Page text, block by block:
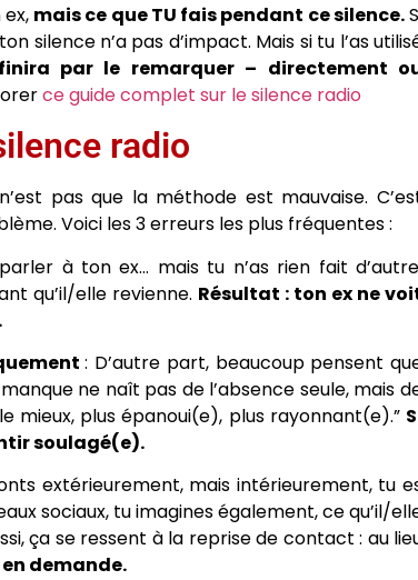
mais ce que TU fais pendant ce silence.
silence n’a pas d’impact. Mais si tu l’as
par le remarquer – directement
ce guide complet sur le silence radio
radio
pas que la méthode est mauvaise.
Voici les 3 erreurs les plus fréquentes :
à ton ex… mais tu n’as rien fait
qu’il/elle revienne. Résultat : ton ex ne
: D’autre part, beaucoup pensent
ne naît pas de l’absence seule, mais
mieux, plus épanoui(e), plus rayonnant(e).”
soulagé(e).
extérieurement, mais intérieurement, tu
sociaux, tu imagines également, ce qu’il/
ça se ressent à la reprise de contact : au
demande.